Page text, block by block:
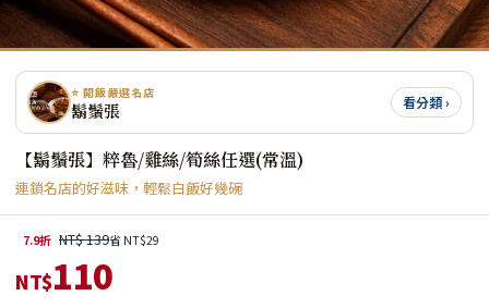
⭐ 開飯嚴選名店
鬍鬚張 看分類 ›
【鬍鬚張】粹魯/雞絲/筍絲任選(常溫)
連鎖名店的好滋味，輕鬆白飯好幾碗
7.9折 NT$ 139省 NT$29
NT$110